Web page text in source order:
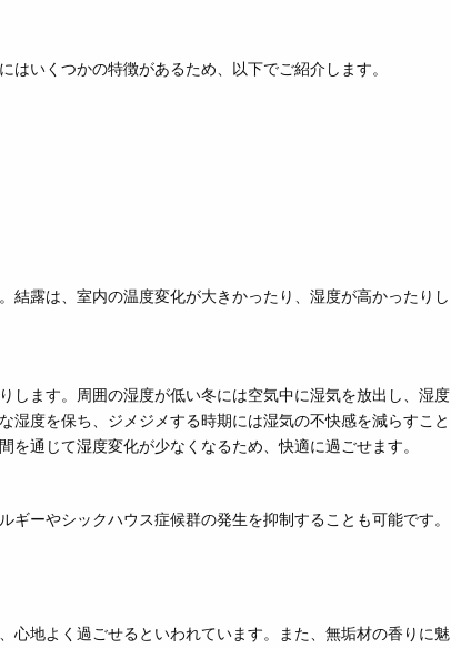
いくつかの特徴があるため、以下でご紹介します。
結露は、室内の温度変化が大きかったり、湿度が高かったりし
します。周囲の湿度が低い冬には空気中に湿気を放出し、湿度
湿度を保ち、ジメジメする時期には湿気の不快感を減らすこと
を通じて湿度変化が少なくなるため、快適に過ごせます。
ーやシックハウス症候群の発生を抑制することも可能です。
心地よ く過ごせるといわれています。また、無垢材の香り に魅